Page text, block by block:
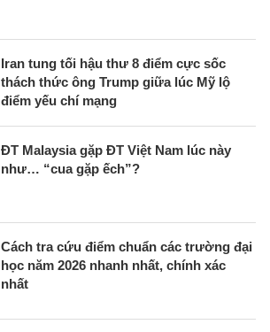
Iran tung tối hậu thư 8 điểm cực sốc
thách thức ông Trump giữa lúc Mỹ lộ
điểm yếu chí mạng
ĐT Malaysia gặp ĐT Việt Nam lúc này
như… “cua gặp ếch”?
Cách tra cứu điểm chuẩn các trường đại
học năm 2026 nhanh nhất, chính xác
nhất